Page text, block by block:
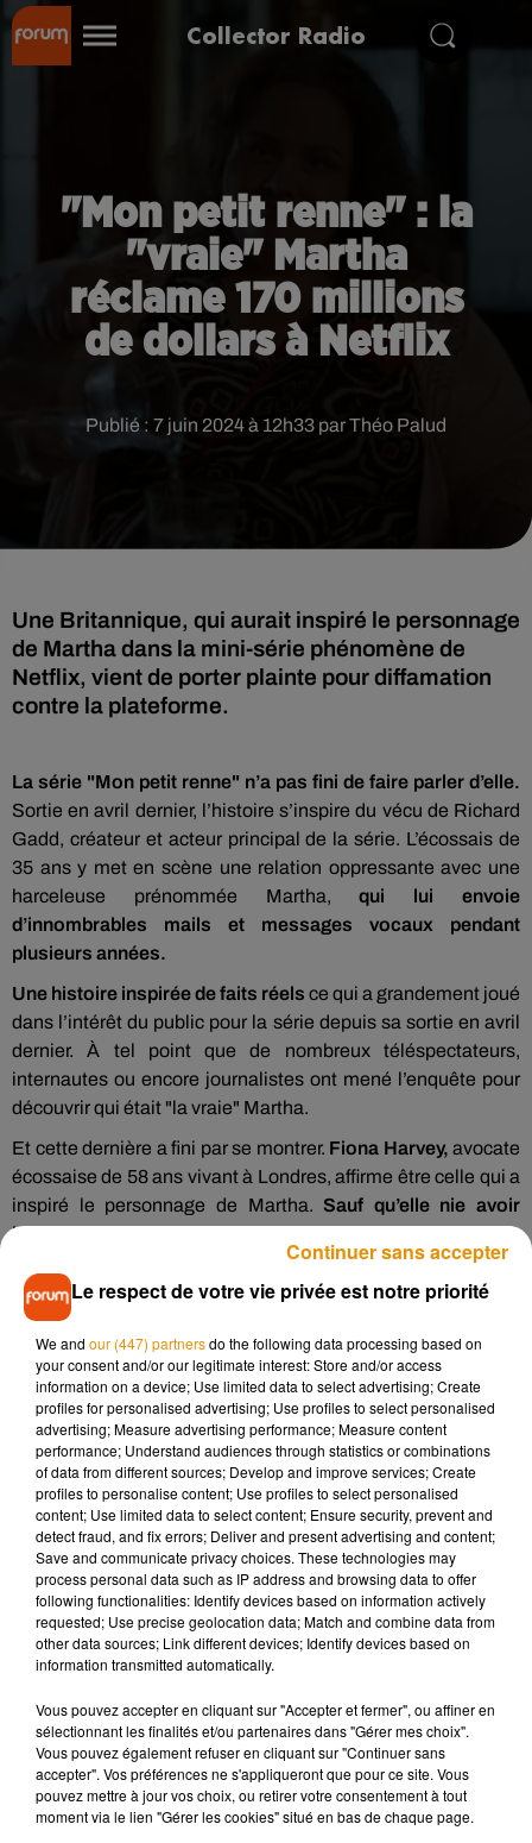
Collector Radio
"Mon petit renne" : la
"vraie" Martha
réclame 170 millions
de dollars à Netflix
Publié : 7 juin 2024 à 12h33 par Théo Palud
Une Britannique, qui aurait inspiré le personnage
de Martha dans la mini-série phénomène de
Netflix, vient de porter plainte pour diffamation
contre la plateforme.
La série "Mon petit renne" n’a pas fini de faire parler d’elle.
Sortie en avril dernier, l’histoire s’inspire du vécu de Richard
Gadd, créateur et acteur principal de la série. L’écossais de
35 ans y met en scène une relation oppressante avec une
harceleuse prénommée Martha,qui lui envoie
d’innombrables mails et messages vocaux pendant
plusieurs années.
Une histoire inspirée de faits réels ce qui a grandement joué
dans l’intérêt du public pour la série depuis sa sortie en avril
dernier. À tel point que de nombreux téléspectateurs,
internautes ou encore journalistes ont mené l’enquête pour
découvrir qui était "la vraie" Martha.
Et cette dernière a fini par se montrer. Fiona Harvey, avocate
écossaise de 58 ans vivant à Londres, affirme être celle qui a
inspiré le personnage de Martha.Sauf qu’elle nie avoir
harcelé Richard Gadd,
de
"qu’une poignée de mails",
comme elle a pu l’expliquer chez certains de nos confrères
outre-manche.
Résultat : elle vient de porter plainte contre Netflix pour
diffamation et réclame170 millions de dollarsà la
plateforme pour les"dommages moraux causés".La
quinquagénaire accuse Richard Gaddd’avoir utilisé et
exagéré les faits"par avidité et soif de célébrité",mais
aussi pour gagner"plus d’argent".Affaire à suivre donc...
Toujours est-il qu’à l’écran la série est un carton :60 millions
de téléspectateurs
l’ont regardé durant son premier mois sur
Netflix. "Mon petit renne" pourrait même faire partie du Top
10 des meilleurs succès de la plateforme.
Musique
Madonna sort enfin le remix de « Love
Le respect de votre vie privée est notre priorité
We and our (447) partnersdo the following data processing based on
your consent and/or our legitimate interest: Store and/or access
information on a device; Use limited data to select advertising; Create
profiles for personalised advertising; Use profiles to select personalised
advertising; Measure advertising performance; Measure content
performance; Understand audiences through statistics or combinations
of data from different sources; Develop and improve services; Create
profiles to personalise content; Use profiles to select personalised
content; Use limited data to select content; Ensure security, prevent and
detect fraud, and fix errors; Deliver and present advertising and content;
Save and communicate privacy choices. These technologies may
process personal data such as IP address and browsing data to offer
following functionalities: Identify devices based on information actively
requested; Use precise geolocation data; Match and combine data from
other data sources; Link different devices; Identify devices based on
information transmitted automatically.
Vous pouvez accepter en cliquant sur "Accepter et fermer", ou affiner en
sélectionnant les finalités et/ou partenaires dans "Gérer mes choix".
Vous pouvez également refuser en cliquant sur "Continuer sans
accepter". Vos préférences ne s'appliqueront que pour ce site. Vous
pouvez mettre à jour vos choix, ou retirer votre consentement à tout
moment via le lien "Gérer les cookies" situé en bas de chaque page.
Continuer sans accepter